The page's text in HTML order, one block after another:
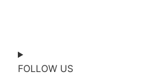
FOLLOW US